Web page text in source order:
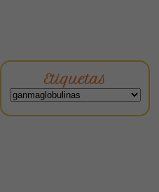
Etiquetas